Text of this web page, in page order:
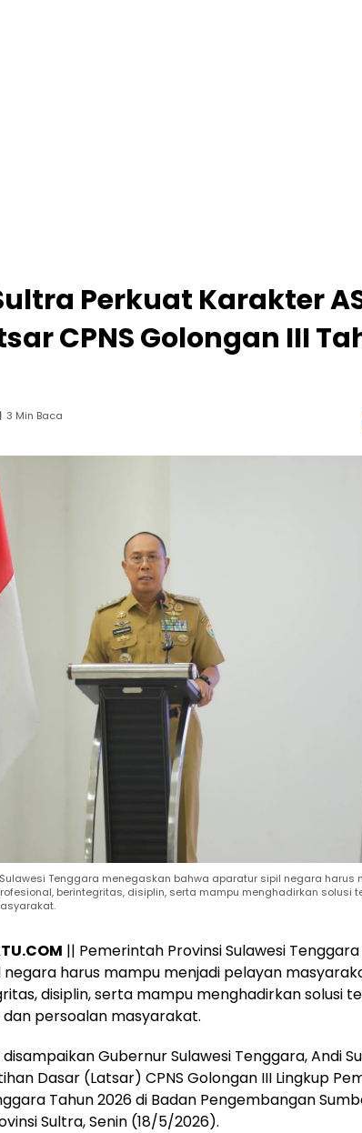
Perkuat Karakter
CPNS Golongan III
3 Min Baca
Tenggara menegaskan bahwa aparatur sipil negara harus
berintegritas, disiplin, serta mampu menghadirkan solusi
|| Pemerintah Provinsi Sulawesi
harus mampu menjadi pelayan
disiplin, serta mampu menghadirkan solusi
persoalan masyarakat.
Gubernur Sulawesi Tenggara, Andi
Dasar (Latsar) CPNS Golongan III Lingkup
Tahun 2026 di Badan Pengembangan
Sultra, Senin (18/5/2026).